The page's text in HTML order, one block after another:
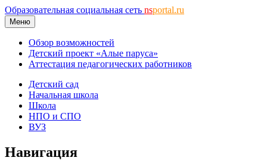
Образовательная социальная сеть nsportal.ru
Меню
Обзор возможностей
Детский проект «Алые паруса»
Аттестация педагогических работников
Детский сад
Начальная школа
Школа
НПО и СПО
ВУЗ
Навигация